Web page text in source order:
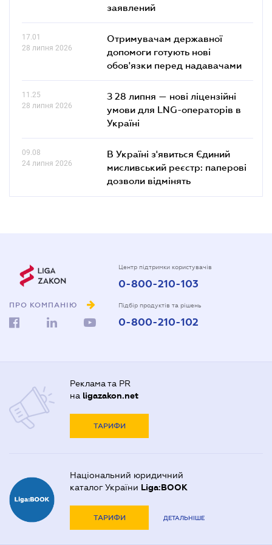
заявлений
17.01
28 липня 2026
Отримувачам державної
допомоги готують нові
обов'язки перед надавачами
11.25
28 липня 2026
З 28 липня — нові ліцензійні
умови для LNG-операторів в
Україні
09.08
24 липня 2026
В Україні з'явиться Єдиний
мисливський реєстр: паперові
дозволи відмінять
ПРО КОМПАНІЮ
Центр підтримки користувачів
0-800-210-103
Підбір продуктів та рішень
0-800-210-102
Реклама та PR
на ligazakon.net
ТАРИФИ
Національний юридичний
каталог України Liga:BOOK
ТАРИФИ ДЕТАЛЬНІШЕ